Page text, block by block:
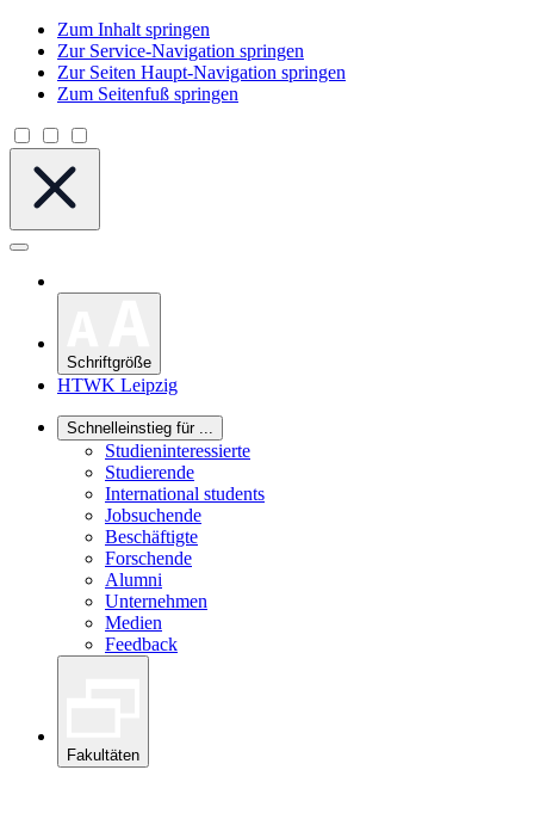
Zum Inhalt springen
Zur Service-Navigation springen
Zur Seiten Haupt-Navigation springen
Zum Seitenfuß springen
Schriftgröße
HTWK Leipzig
Schnelleinstieg für ...
Studieninteressierte
Studierende
International students
Jobsuchende
Beschäftigte
Forschende
Alumni
Unternehmen
Medien
Feedback
Fakultäten